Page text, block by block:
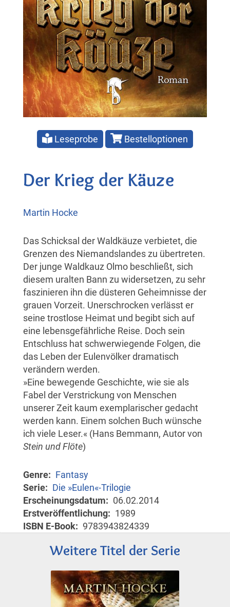
Leseprobe Bestelloptionen
Der Krieg der Käuze
Martin Hocke
Das Schicksal der Waldkäuze verbietet, die
Grenzen des Niemandslandes zu übertreten.
Der junge Waldkauz Olmo beschließt, sich
diesem uralten Bann zu widersetzen, zu sehr
faszinieren ihn die düsteren Geheimnisse der
grauen Vorzeit. Unerschrocken verlässt er
seine trostlose Heimat und begibt sich auf
eine lebensgefährliche Reise. Doch sein
Entschluss hat schwerwiegende Folgen, die
das Leben der Eulenvölker dramatisch
verändern werden.
»Eine bewegende Geschichte, wie sie als
Fabel der Verstrickung von Menschen
unserer Zeit kaum exemplarischer gedacht
werden kann. Einem solchen Buch wünsche
ich viele Leser.« (Hans Bemmann, Autor von
Stein und Flöte)
Genre
Fantasy
Serie
Die »Eulen«-Trilogie
Erscheinungsdatum
06.02.2014
Erstveröffentlichung
1989
ISBN E-Book
9783943824339
Weitere Titel der Serie